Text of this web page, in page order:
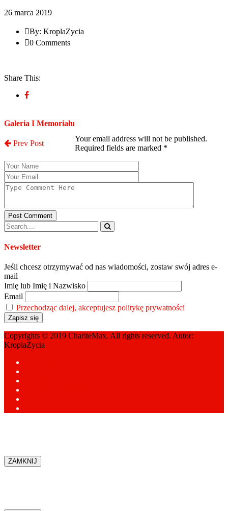
26 marca 2019
By: KroplaZycia
0 Comments
Share This:
Galeria I Memoriału
Prev Post
Your email address will not be published.
Required fields are marked *
Post Comment
Newsletter
Jeśli chcesz otrzymywać od nas wiadomości, zostaw swój adres e-
mail
Imię lub Imię i Nazwisko
Email
Przechodząc dalej, akceptujesz politykę prywatności
Copyrights © 2019 ChariteMax. All rights reserved. Autor:
KroplaŻycia
ZAMKNIJ